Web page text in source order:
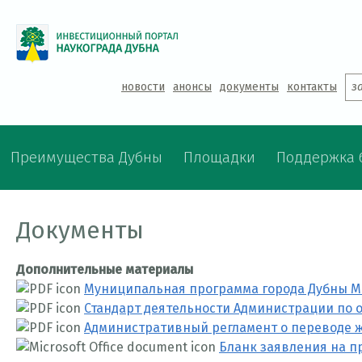
новости анонсы документы контакты
Преимущества Дубны Площадки Поддержка
Документы
Дополнительные материалы
Муниципальная программа города Дубны
Стандарт деятельности Администрации
Административный регламент о
Бланк заявления на